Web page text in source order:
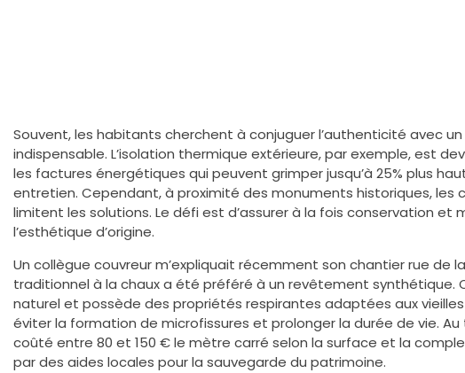
Souvent, les habitants cherchent à conjuguer l’authenticité avec un
indispensable. L’isolation thermique extérieure, par exemple, est
les factures énergétiques qui peuvent grimper jusqu’à 25% plus
entretien. Cependant, à proximité des monuments historiques, les
limitent les solutions. Le défi est d’assurer à la fois conservation et
l’esthétique d’origine.
Un collègue couvreur m’expliquait récemment son chantier rue de
traditionnel à la chaux a été préféré à un revêtement synthétique.
naturel et possède des propriétés respirantes adaptées aux
éviter la formation de microfissures et prolonger la durée de vie.
coûté entre 80 et 150 € le mètre carré selon la surface et la
par des aides locales pour la sauvegarde du patrimoine.